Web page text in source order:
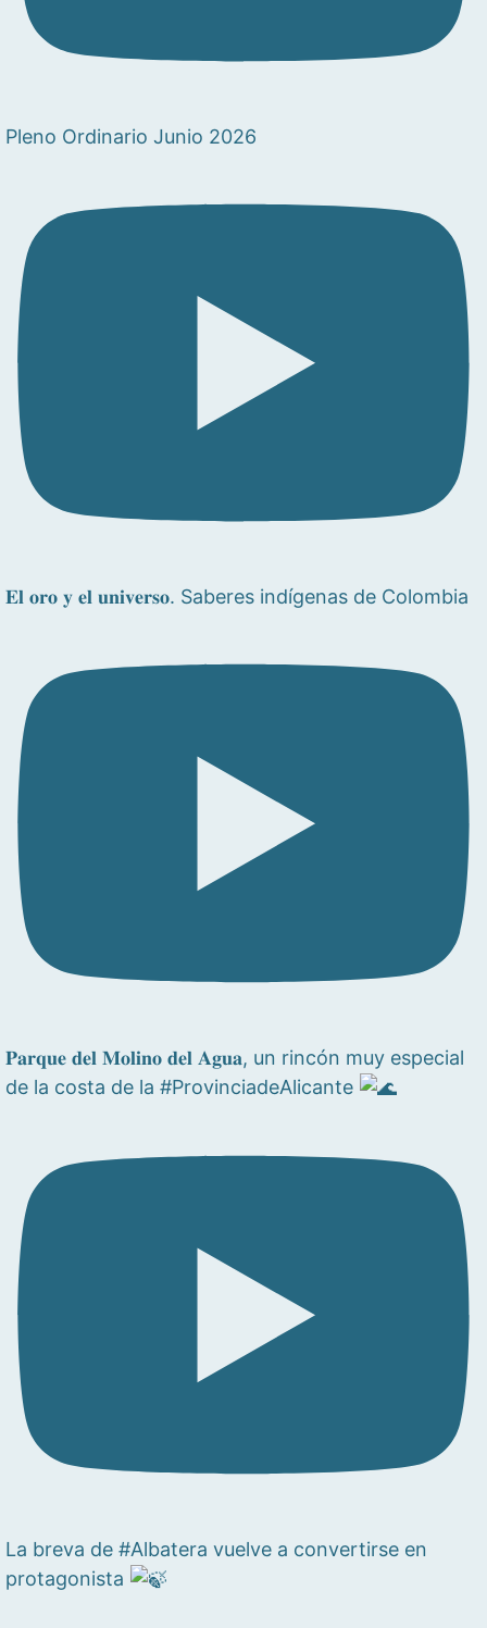
Pleno Ordinario Junio 2026
𝐄𝐥 𝐨𝐫𝐨 𝐲 𝐞𝐥 𝐮𝐧𝐢𝐯𝐞𝐫𝐬𝐨. Saberes indígenas de Colombia
𝐏𝐚𝐫𝐪𝐮𝐞 𝐝𝐞𝐥 𝐌𝐨𝐥𝐢𝐧𝐨 𝐝𝐞𝐥 𝐀𝐠𝐮𝐚, un rincón muy especial
de la costa de la #ProvinciadeAlicante
La breva de #Albatera vuelve a convertirse en
protagonista